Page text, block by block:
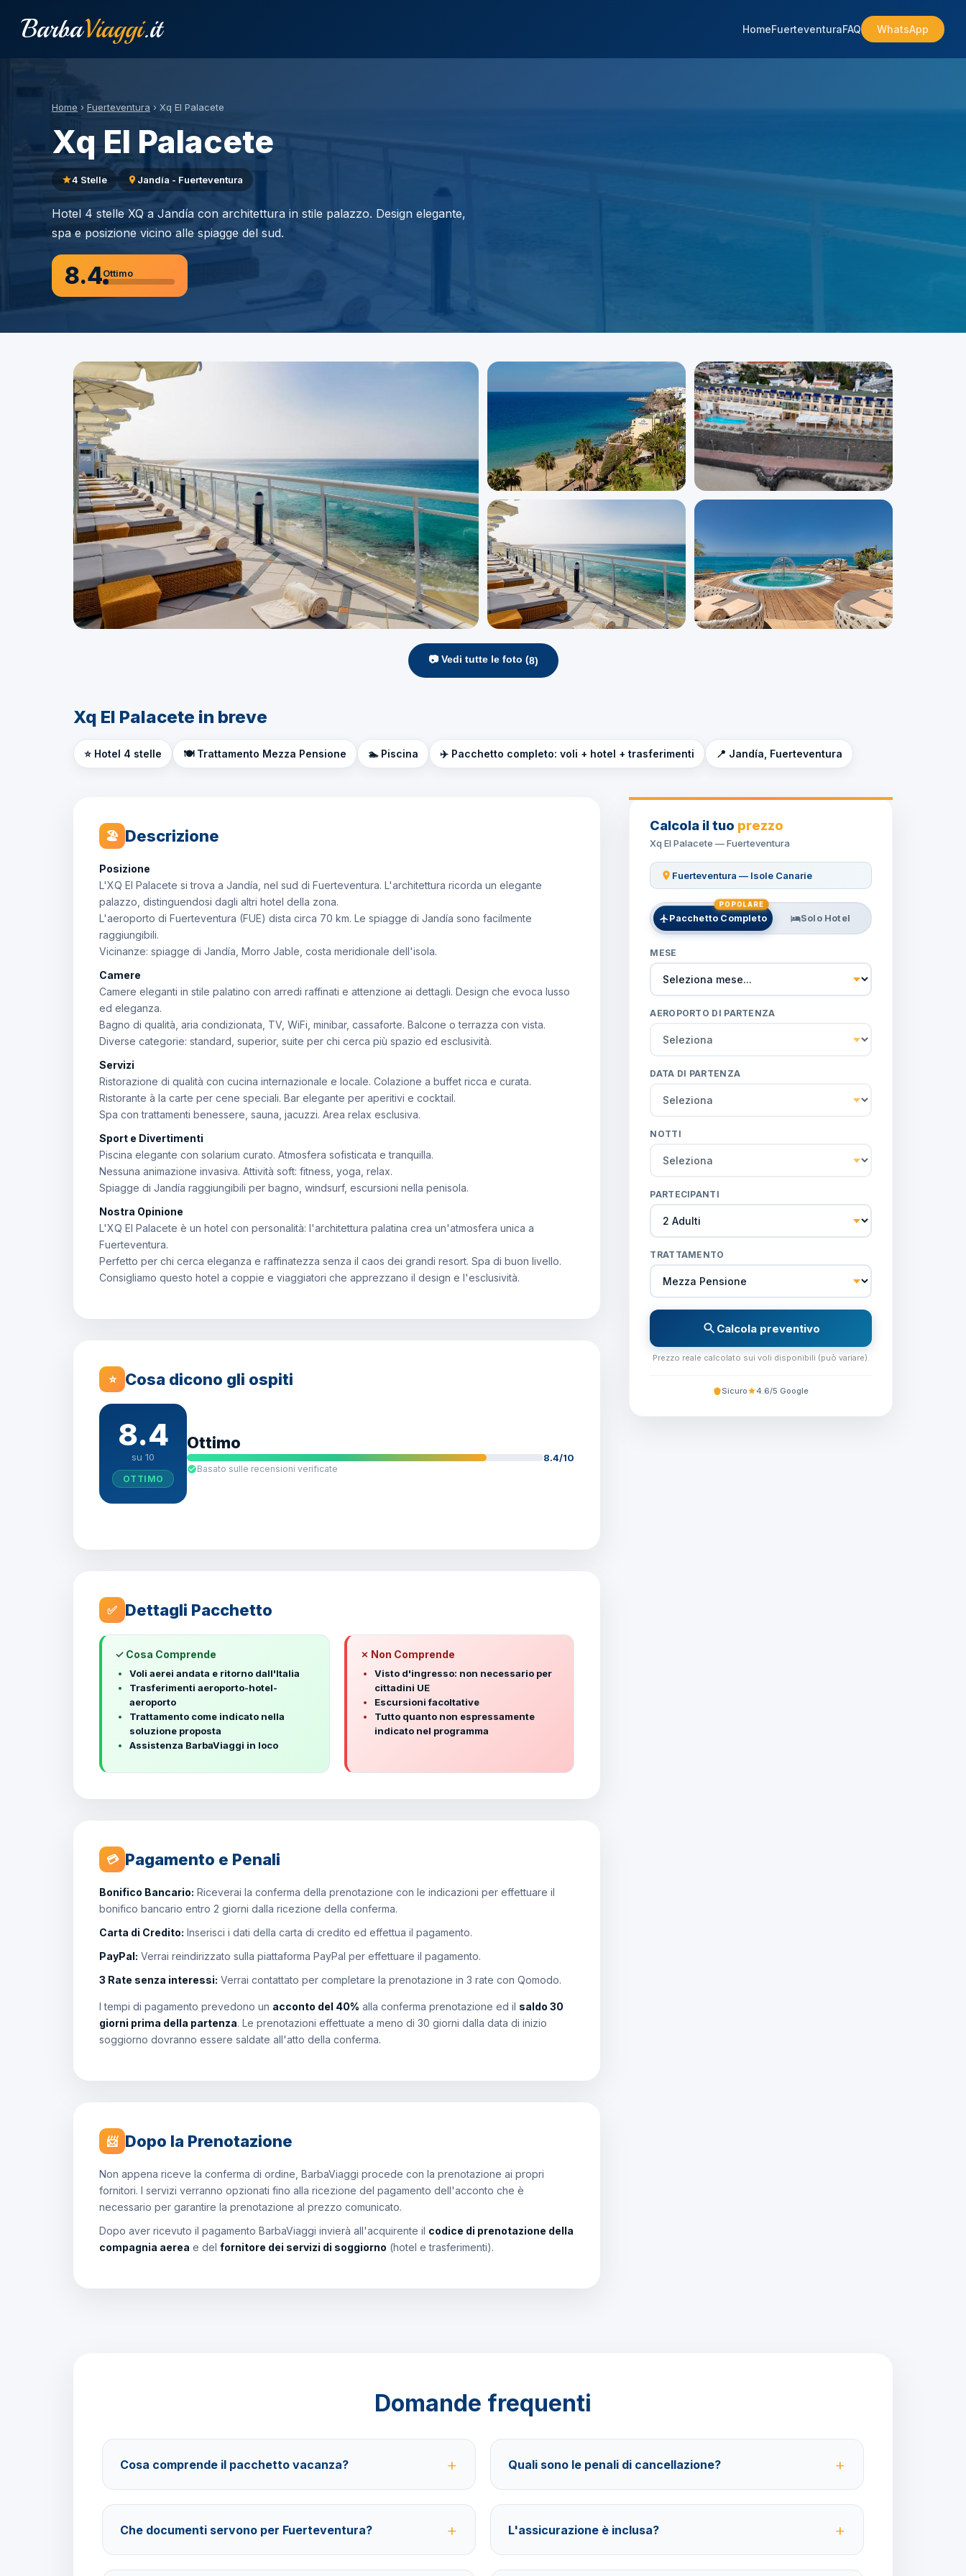
BarbaViaggi.it HomeFuerteventuraFAQ WhatsApp
Home › Fuerteventura › Xq El Palacete
Xq El Palacete
4 Stelle Jandía - Fuerteventura
Hotel 4 stelle XQ a Jandía con architettura in stile palazzo. Design elegante,
spa e posizione vicino alle spiagge del sud.
8.4Ottimo
📷 Vedi tutte le foto (8)
Xq El Palacete in breve
⭐ Hotel 4 stelle 🍽️ Trattamento Mezza Pensione 🏊 Piscina ✈️ Pacchetto completo: voli + hotel + trasferimenti 📍 Jandía, Fuerteventura
🏖 Descrizione
Posizione
L'XQ El Palacete si trova a Jandía, nel sud di Fuerteventura. L'architettura ricorda un elegante
palazzo, distinguendosi dagli altri hotel della zona.
L'aeroporto di Fuerteventura (FUE) dista circa 70 km. Le spiagge di Jandía sono facilmente
raggiungibili.
Vicinanze: spiagge di Jandía, Morro Jable, costa meridionale dell'isola.
Camere
Camere eleganti in stile palatino con arredi raffinati e attenzione ai dettagli. Design che evoca lusso
ed eleganza.
Bagno di qualità, aria condizionata, TV, WiFi, minibar, cassaforte. Balcone o terrazza con vista.
Diverse categorie: standard, superior, suite per chi cerca più spazio ed esclusività.
Servizi
Ristorazione di qualità con cucina internazionale e locale. Colazione a buffet ricca e curata.
Ristorante à la carte per cene speciali. Bar elegante per aperitivi e cocktail.
Spa con trattamenti benessere, sauna, jacuzzi. Area relax esclusiva.
Sport e Divertimenti
Piscina elegante con solarium curato. Atmosfera sofisticata e tranquilla.
Nessuna animazione invasiva. Attività soft: fitness, yoga, relax.
Spiagge di Jandía raggiungibili per bagno, windsurf, escursioni nella penisola.
Nostra Opinione
L'XQ El Palacete è un hotel con personalità: l'architettura palatina crea un'atmosfera unica a
Fuerteventura.
Perfetto per chi cerca eleganza e raffinatezza senza il caos dei grandi resort. Spa di buon livello.
Consigliamo questo hotel a coppie e viaggiatori che apprezzano il design e l'esclusività.
⭐ Cosa dicono gli ospiti
8.4
su 10
OTTIMO
Ottimo
8.4/10
Basato sulle recensioni verificate
✅ Dettagli Pacchetto
✓ Cosa Comprende
Voli aerei andata e ritorno dall'Italia
Trasferimenti aeroporto-hotel-
aeroporto
Trattamento come indicato nella
soluzione proposta
Assistenza BarbaViaggi in loco
✗ Non Comprende
Visto d'ingresso: non necessario per
cittadini UE
Escursioni facoltative
Tutto quanto non espressamente
indicato nel programma
💳 Pagamento e Penali
Bonifico Bancario: Riceverai la conferma della prenotazione con le indicazioni per effettuare il
bonifico bancario entro 2 giorni dalla ricezione della conferma.
Carta di Credito: Inserisci i dati della carta di credito ed effettua il pagamento.
PayPal: Verrai reindirizzato sulla piattaforma PayPal per effettuare il pagamento.
3 Rate senza interessi: Verrai contattato per completare la prenotazione in 3 rate con Qomodo.
I tempi di pagamento prevedono un acconto del 40% alla conferma prenotazione ed il saldo 30
giorni prima della partenza. Le prenotazioni effettuate a meno di 30 giorni dalla data di inizio
soggiorno dovranno essere saldate all'atto della conferma.
📨 Dopo la Prenotazione
Non appena riceve la conferma di ordine, BarbaViaggi procede con la prenotazione ai propri
fornitori. I servizi verranno opzionati fino alla ricezione del pagamento dell'acconto che è
necessario per garantire la prenotazione al prezzo comunicato.
Dopo aver ricevuto il pagamento BarbaViaggi invierà all'acquirente il codice di prenotazione della
compagnia aerea e del fornitore dei servizi di soggiorno (hotel e trasferimenti).
Calcola il tuo prezzo
Xq El Palacete — Fuerteventura
Fuerteventura — Isole Canarie
Pacchetto Completo
POPOLARE
Solo Hotel
MESE
AEROPORTO DI PARTENZA
DATA DI PARTENZA
NOTTI
PARTECIPANTI
TRATTAMENTO
Calcola preventivo
Prezzo reale calcolato sui voli disponibili (può variare).
Sicuro 4.6/5 Google
Domande frequenti
Cosa comprende il pacchetto vacanza?
trattamento Mezza Pensione e assistenza BarbaViaggi.
Quali sono le penali di cancellazione?
assicurazione facoltativa è possibile ottenere il rimborso del 100%.
Che documenti servono per Fuerteventura? L'assicurazione è inclusa?